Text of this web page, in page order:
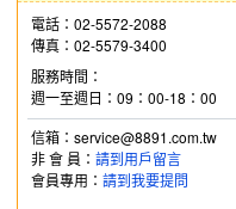
電話：02-5572-2088
傳真：02-5579-3400
服務時間：
週一至週日：09：00-18：00
信箱：service@8891.com.tw
非 會 員： 請到用戶留言
會員專用： 請到我要提問